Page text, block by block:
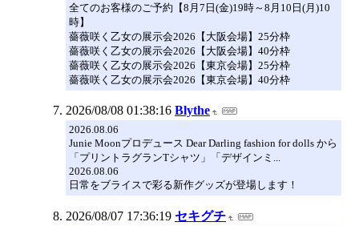
全てのお客様のご予約【8月7日(金)19時～8月10日(月)10
時】
薔薇咲く乙女の展示会2026【大阪会場】25分枠
薔薇咲く乙女の展示会2026【大阪会場】40分枠
薔薇咲く乙女の展示会2026【東京会場】25分枠
薔薇咲く乙女の展示会2026【東京会場】40分枠
2026/08/08 01:38:16 Blythe
2026.08.06
Junie Moonプロデュース Dear Darling fashion for dolls から
「プリントラグランTシャツ」「デザインミ...
2026.08.06
日常をブライスで彩る新作グッズが登場します！
2026/08/07 17:36:19 セキグチ